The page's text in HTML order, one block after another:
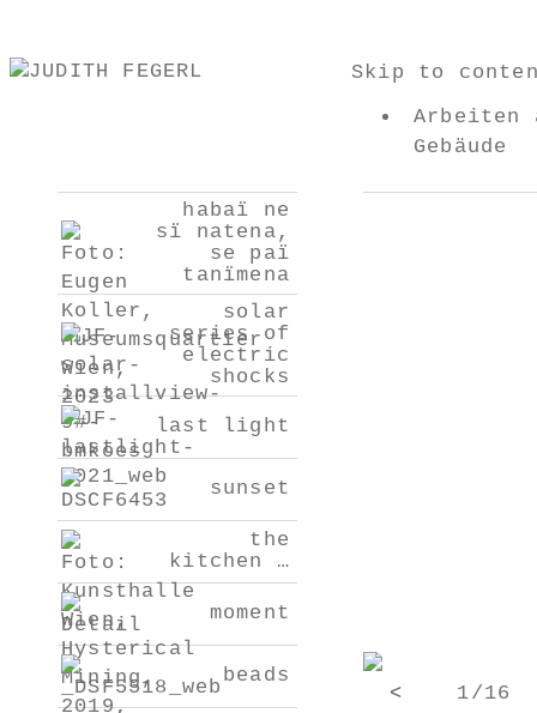
Skip to
Arbeiten
Gebäude
habaï ne
sï natena,
se paï
tanïmena
solar
series of
electric
shocks
last light
sunset
the
kitchen …
moment
beads
< 1/16